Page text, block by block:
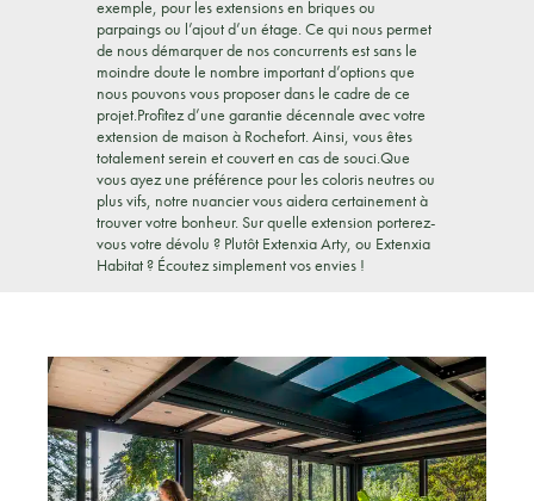
exemple, pour les extensions en briques ou
parpaings ou l’ajout d’un étage. Ce qui nous permet
de nous démarquer de nos concurrents est sans le
moindre doute le nombre important d’options que
nous pouvons vous proposer dans le cadre de ce
projet.Profitez d’une garantie décennale avec votre
extension de maison à Rochefort. Ainsi, vous êtes
totalement serein et couvert en cas de souci.Que
vous ayez une préférence pour les coloris neutres ou
plus vifs, notre nuancier vous aidera certainement à
trouver votre bonheur. Sur quelle extension porterez-
vous votre dévolu ? Plutôt Extenxia Arty, ou Extenxia
Habitat ? Écoutez simplement vos envies !